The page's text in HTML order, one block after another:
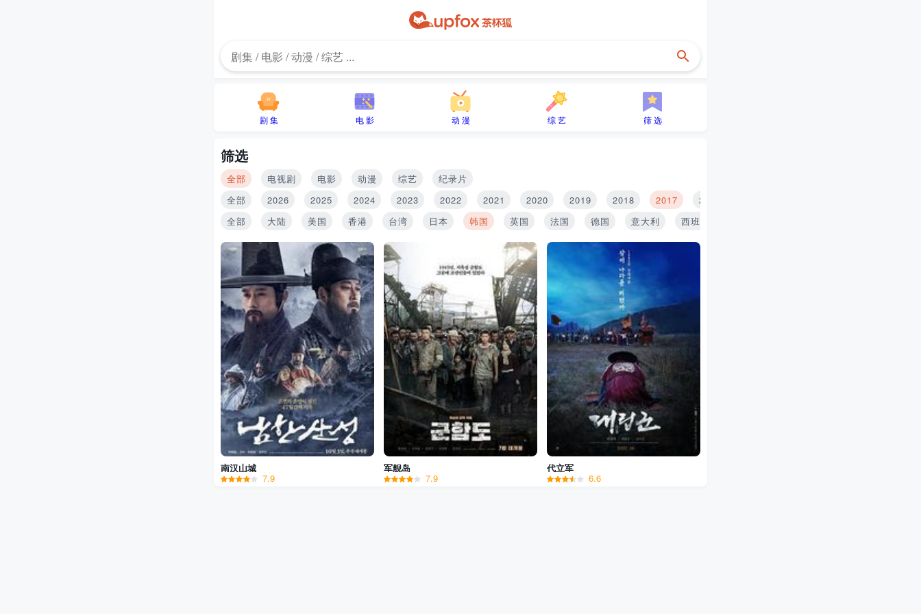
剧 集 电 影 动 漫 综 艺 筛 选
筛选
全部 电视剧 电影 动漫 综艺
纪录片
全部
2026 2025 2024 2023 2022 2021 2020 2019 2018 2017 2016
全部
大陆 美国 香港 台湾 日本 韩国 英国 法国 德国 意大利 西班牙
南汉山城
7.9
军舰岛
7.9
代立军
6.6